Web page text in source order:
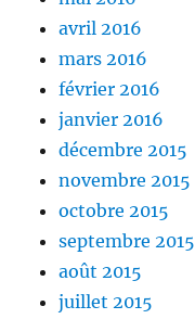
avril 2016
mars 2016
février 2016
janvier 2016
décembre 2015
novembre 2015
octobre 2015
septembre 2015
août 2015
juillet 2015